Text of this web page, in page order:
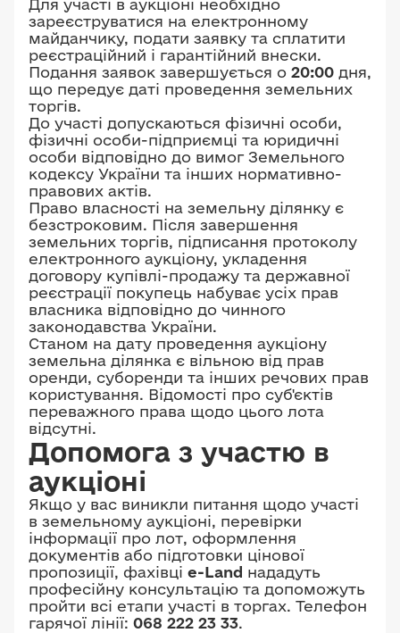
Для участі в аукціоні необхідно
зареєструватися на електронному
майданчику, подати заявку та сплатити
реєстраційний і гарантійний внески.
Подання заявок завершується о 20:00 дня,
що передує даті проведення земельних
торгів.
До участі допускаються фізичні особи,
фізичні особи-підприємці та юридичні
особи відповідно до вимог Земельного
кодексу України та інших нормативно-
правових актів.
Право власності на земельну ділянку є
безстроковим. Після завершення
земельних торгів, підписання протоколу
електронного аукціону, укладення
договору купівлі-продажу та державної
реєстрації покупець набуває усіх прав
власника відповідно до чинного
законодавства України.
Станом на дату проведення аукціону
земельна ділянка є вільною від прав
оренди, суборенди та інших речових прав
користування. Відомості про суб'єктів
переважного права щодо цього лота
відсутні.
Допомога з участю в
аукціоні
Якщо у вас виникли питання щодо участі
в земельному аукціоні, перевірки
інформації про лот, оформлення
документів або підготовки цінової
пропозиції, фахівці e-Land нададуть
професійну консультацію та допоможуть
пройти всі етапи участі в торгах. Телефон
гарячої лінії: 068 222 23 33.